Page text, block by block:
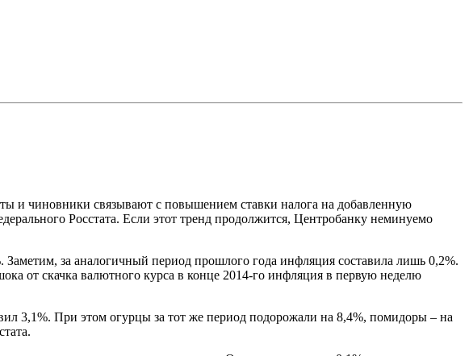
и чиновники связывают с повышением ставки налога на добавленную
Росстата. Если этот тренд продолжится, Центробанку неминуемо
Заметим, за аналогичный период прошлого года инфляция составила лишь 0,2%.
от скачка валютного курса в конце 2014-го инфляция в первую неделю
3,1%. При этом огурцы за тот же период подорожали на 8,4%, помидоры – на